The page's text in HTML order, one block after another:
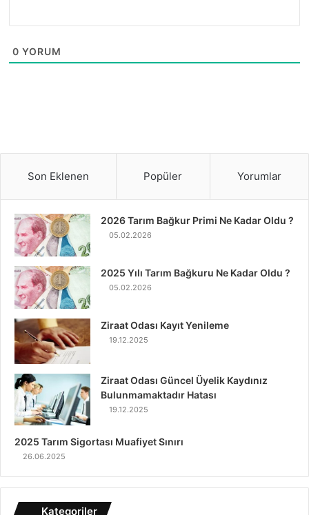
0 YORUM
Son Eklenen Popüler Yorumlar
2026 Tarım Bağkur Primi Ne Kadar Oldu ?
05.02.2026
2025 Yılı Tarım Bağkuru Ne Kadar Oldu ?
05.02.2026
Ziraat Odası Kayıt Yenileme
19.12.2025
Ziraat Odası Güncel Üyelik Kaydınız
Bulunmamaktadır Hatası
19.12.2025
2025 Tarım Sigortası Muafiyet Sınırı
26.06.2025
Kategoriler